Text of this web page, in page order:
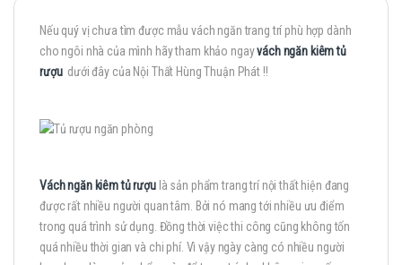
Nếu quý vị chưa tìm được mẫu vách ngăn trang trí phù hợp dành
cho ngôi nhà của mình hãy tham khảo ngayvách ngăn kiêm tủ
rượu dưới đây của Nội Thất Hùng Thuận Phát !!
Vách ngăn kiêm tủ rượulà sản phẩm trang trí nội thất hiện đang
được rất nhiều người quan tâm. Bởi nó mang tới nhiều ưu điểm
trong quá trình sử dụng. Đồng thời việc thi công cũng không tốn
quá nhiều thời gian và chi phí. Vì vậy ngày càng có nhiều người